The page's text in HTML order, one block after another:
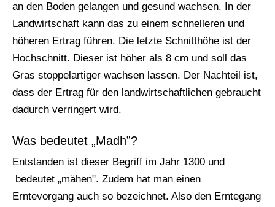
an den Boden gelangen und gesund wachsen. In der
Landwirtschaft kann das zu einem schnelleren und
höheren Ertrag führen. Die letzte Schnitthöhe ist der
Hochschnitt. Dieser ist höher als 8 cm und soll das
Gras stoppelartiger wachsen lassen. Der Nachteil ist,
dass der Ertrag für den landwirtschaftlichen gebraucht
dadurch verringert wird.
Was bedeutet „Madh”?
Entstanden ist dieser Begriff im Jahr 1300 und
bedeutet „mähen". Zudem hat man einen
Erntevorgang auch so bezeichnet. Also den Erntegang